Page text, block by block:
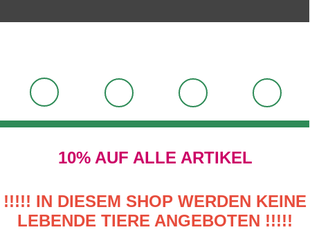
10% AUF ALLE ARTIKEL
!!!!! IN DIESEM SHOP WERDEN KEINE
LEBENDE TIERE ANGEBOTEN !!!!!